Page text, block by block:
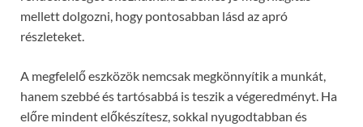
mellett dolgozni, hogy pontosabban lásd az apró
részleteket.
A megfelelő eszközök nemcsak megkönnyítik a munkát,
hanem szebbé és tartósabbá is teszik a végeredményt. Ha
előre mindent előkészítesz, sokkal nyugodtabban és